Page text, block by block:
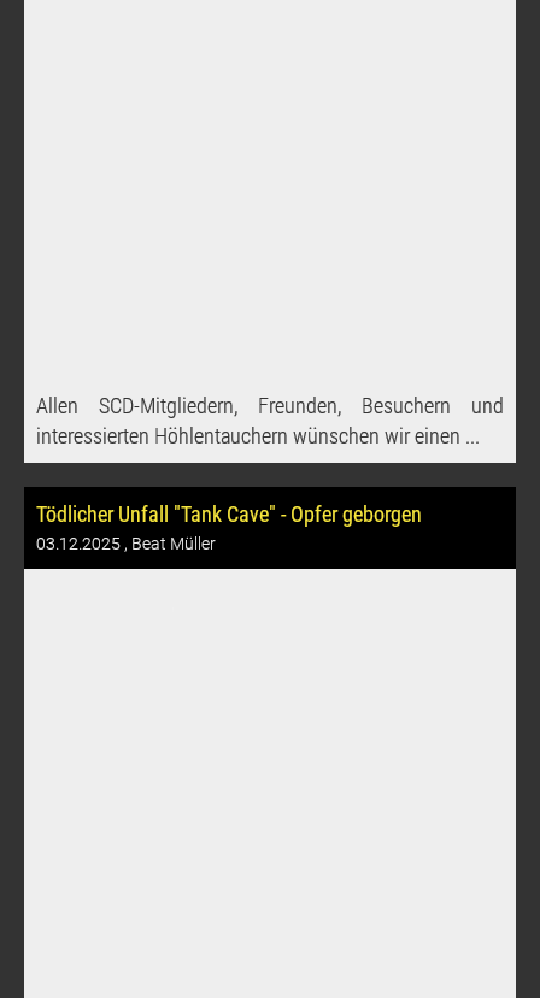
Allen SCD-Mitgliedern, Freunden, Besuchern und
interessierten Höhlentauchern wünschen wir einen ...
Tödlicher Unfall "Tank Cave" - Opfer geborgen
03.12.2025 , Beat Müller